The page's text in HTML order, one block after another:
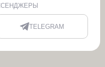
TELEGRAM